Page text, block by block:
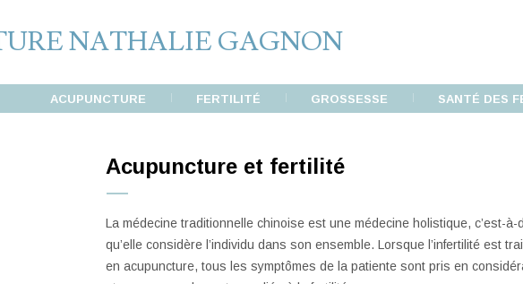
ACUPUNCTURE FERTILITÉ GROSSESSE SANTÉ DES
Acupuncture et fertilité
La médecine traditionnelle chinoise est une médecine holistique, c’est-à-
qu’elle considère l’individu dans son ensemble. Lorsque l’infertilité est
en acupuncture, tous les symptômes de la patiente sont pris en